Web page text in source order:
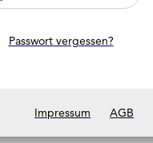
Passwort vergessen?
Impressum AGB